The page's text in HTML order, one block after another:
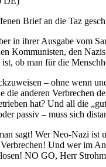
Brief an die Taz
in ihrer Ausgabe vom
Kommunisten, den
ob man für die
– ohne wenn
anderen Verbrechen
hat? Und all die
passiv – muss sich
sagt! Wer Neo-Nazi
Und wer im
NO GO, Herr